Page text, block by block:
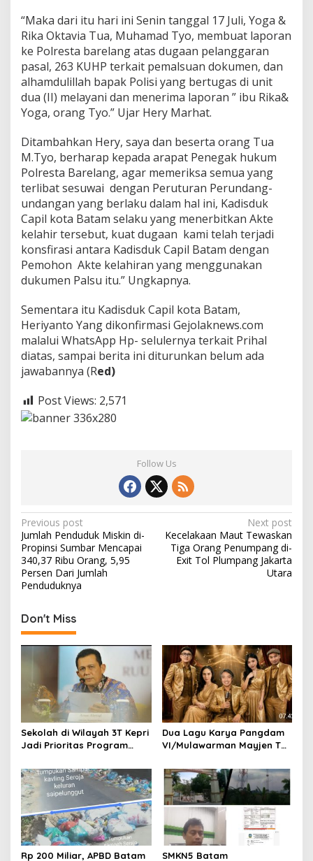
a
o
r
k
a
n
K
e
P
o
l
i
s
i
P
o
r
e
s
a
B
a
r
e
l
n
g
“Maka dari itu hari ini Senin tanggal 17 Juli, Yoga &
Rika Oktavia Tua, Muhamad Tyo, membuat laporan
ke Polresta barelang atas dugaan pelanggaran
pasal, 263 KUHP terkait pemalsuan dokumen, dan
alhamdulillah bapak Polisi yang bertugas di unit
dua (II) melayani dan menerima laporan ” ibu Rika&
Yoga, orang Tyo.” Ujar Hery Marhat.
Ditambahkan Hery, saya dan beserta orang Tua
M.Tyo, berharap kepada arapat Penegak hukum
Polresta Barelang, agar memeriksa semua yang
terlibat sesuwai dengan Peruturan Perundang-
undangan yang berlaku dalam hal ini, Kadisduk
Capil kota Batam selaku yang menerbitkan Akte
kelahir tersebut, kuat dugaan kami telah terjadi
konsfirasi antara Kadisduk Capil Batam dengan
Pemohon Akte kelahiran yang menggunakan
dukumen Palsu itu.” Ungkapnya.
Sementara itu Kadisduk Capil kota Batam,
Heriyanto Yang dikonfirmasi Gejolaknews.com
malalui WhatsApp Hp- selulernya terkait Prihal
diatas, sampai berita ini diturunkan belum ada
jawabannya (Red)
Post Views: 2,571
Follow Us
P
o
s
t
a
v
i
g
a
t
i
n
Previous post
Jumlah Penduduk Miskin di-
Propinsi Sumbar Mencapai
340,37 Ribu Orang, 5,95
Persen Dari Jumlah
Penduduknya
Next post
Kecelakaan Maut Tewaskan
Tiga Orang Penumpang di-
Exit Tol Plumpang Jakarta
Utara
Don't Miss
Sekolah di Wilayah 3T Kepri
Jadi Prioritas Program
2026
Dua Lagu Karya Pangdam
VI/Mulawarman Mayjen TNI
Singing Competition HUT
Ke-81 RI
Rp 200 Miliar, APBD Batam SMKN5 Batam